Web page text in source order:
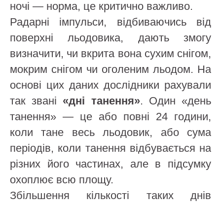
ночі — норма, це критично важливо.
Радарні імпульси, відбиваючись від
поверхні льодовика, дають змогу
визначити, чи вкрита вона сухим снігом,
мокрим снігом чи оголеним льодом. На
основі цих даних дослідники рахували
так звані «дні танення». Один «день
танення» — це або повні 24 години,
коли тане весь льодовик, або сума
періодів, коли танення відбувається на
різних його частинах, але в підсумку
охоплює всю площу.
Збільшення кількості таких днів